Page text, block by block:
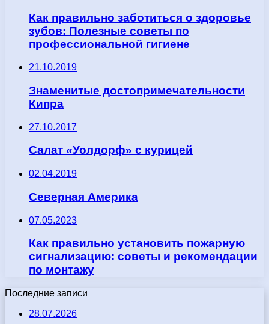
Как правильно заботиться о здоровье
зубов: Полезные советы по
профессиональной гигиене
21.10.2019
Знаменитые достопримечательности
Кипра
27.10.2017
Салат «Уолдорф» с курицей
02.04.2019
Северная Америка
07.05.2023
Как правильно установить пожарную
сигнализацию: советы и рекомендации
по монтажу
Последние записи
28.07.2026